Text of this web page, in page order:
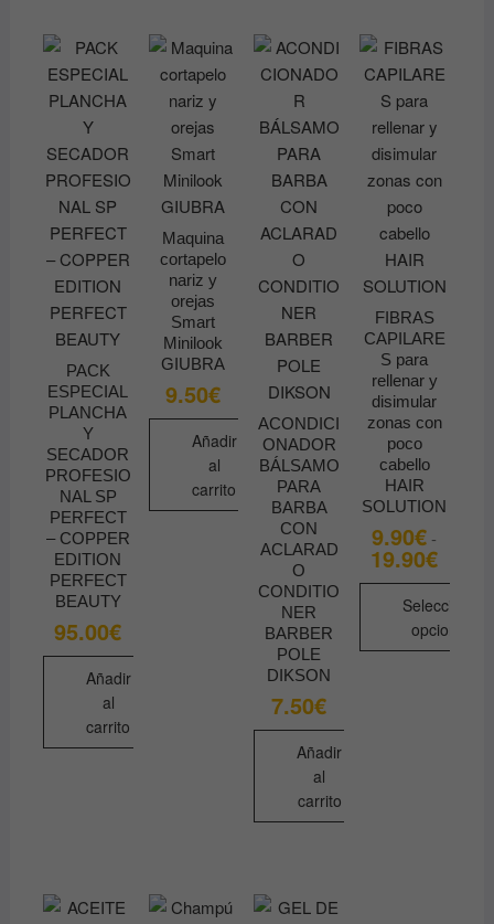
PACK
ESPECIAL
PLANCHA
Y
SECADOR
PROFESIO
NAL SP
PERFECT
– COPPER
EDITION
PERFECT
BEAUTY
95.00€
Añadir
al
carrito
Maquina
cortapelo
nariz y
orejas
Smart
Minilook
GIUBRA
9.50€
Añadir
al
carrito
ACONDICI
ONADOR
BÁLSAMO
PARA
BARBA
CON
ACLARAD
O
CONDITIO
NER
BARBER
POLE
DIKSON
7.50€
Añadir
al
carrito
FIBRAS
CAPILARE
S para
rellenar y
disimular
zonas con
poco
cabello
HAIR
SOLUTION
9.90€ -
19.90€Rango
de
precios:
desde
9.90€
hasta
19.90€
Seleccionar
opciones